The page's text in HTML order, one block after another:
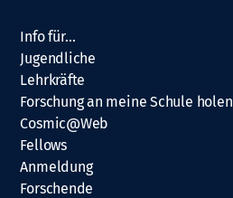
Info für…
Jugendliche
Lehrkräfte
Forschung an meine Schule holen
Cosmic@Web
Fellows
Anmeldung
Forschende